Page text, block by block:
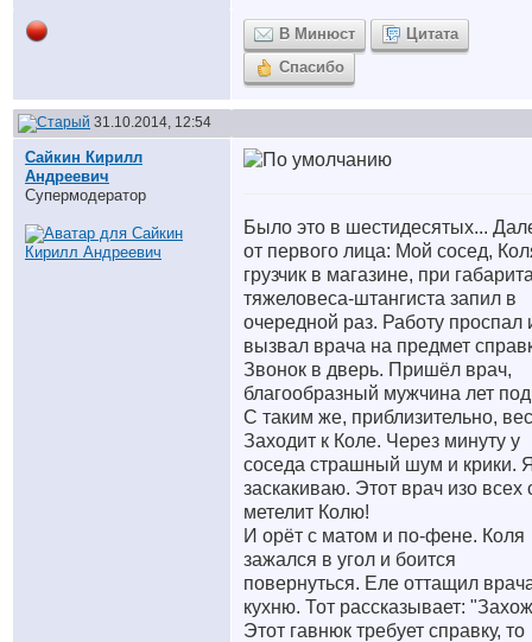
В Минюст
Цитата
Спасибо
31.10.2014, 12:54
Сайкин Кирилл
Андреевич
Супермодератор
Было это в шестидесятых...
от первого лица: Мой сосед,
грузчик в магазине, при
тяжеловеса-штангиста запил в
очередной раз. Работу проспал
вызвал врача на предмет
Звонок в дверь. Пришёл врач,
благообразный мужчина лет
С таким же, приблизительно,
Заходит к Коле. Через минуту у
соседа страшный шум и крики.
заскакиваю. Этот врач изо всех
метелит Колю!
И орёт с матом и по-фене. Коля
зажался в угол и боится
повернуться. Еле оттащил
кухню. Тот рассказывает:
Этот гавнюк требует справку, то